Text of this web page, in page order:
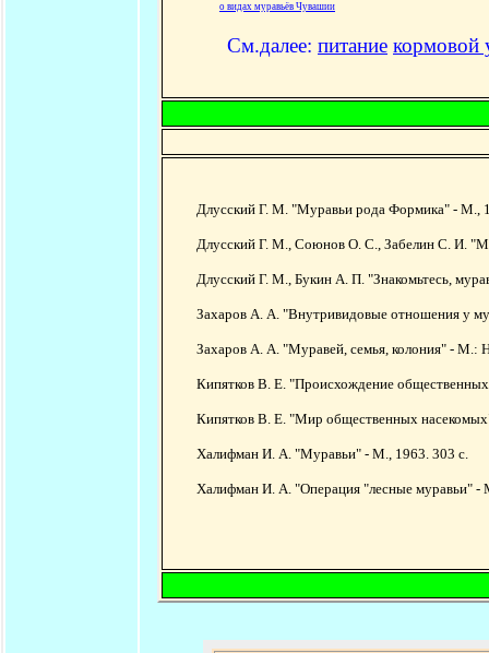
о видах муравьёв Чувашии
См.далее:питание кормовой
Длусский Г. М. "Муравьи рода Формика" - М.,
Длусский Г. М., Союнов О. С., Забелин С. И.
Длусский Г. М., Букин А. П. "Знакомьтесь,
Захаров А. А. "Внутривидовые отношения у
Захаров А. А. "Муравей, семья, колония" - М.:
Кипятков В. Е. "Происхождение
Кипятков В. Е. "Мир общественных
Халифман И. А. "Муравьи" - М., 1963. 303 с.
Халифман И. А. "Операция "лесные муравьи" -